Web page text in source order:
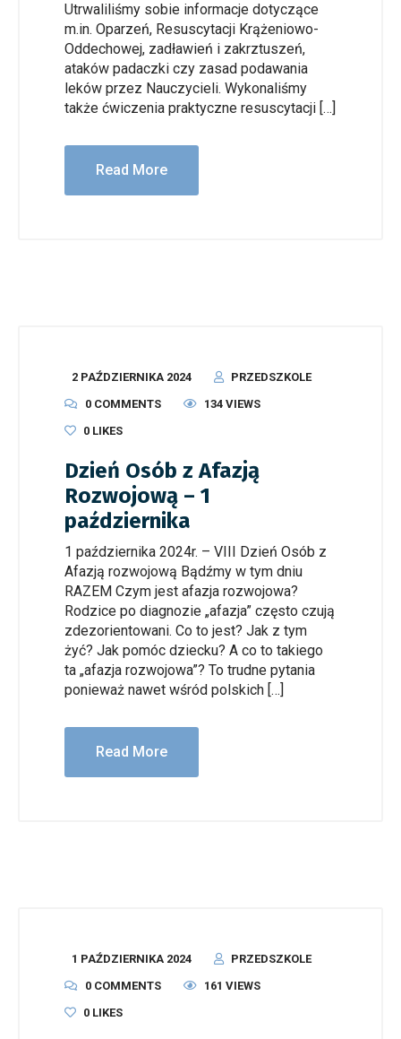
Utrwaliliśmy sobie informacje dotyczące
m.in. Oparzeń, Resuscytacji Krążeniowo-
Oddechowej, zadławień i zakrztuszeń,
ataków padaczki czy zasad podawania
leków przez Nauczycieli. Wykonaliśmy
także ćwiczenia praktyczne resuscytacji […]
Read More
2 PAŹDZIERNIKA 2024
PRZEDSZKOLE
0 COMMENTS
134 VIEWS
0 LIKES
Dzień Osób z Afazją
Rozwojową – 1
października
1 października 2024r. – VIII Dzień Osób z
Afazją rozwojową Bądźmy w tym dniu
RAZEM Czym jest afazja rozwojowa?
Rodzice po diagnozie „afazja” często czują
zdezorientowani. Co to jest? Jak z tym
żyć? Jak pomóc dziecku? A co to takiego
ta „afazja rozwojowa”? To trudne pytania
ponieważ nawet wśród polskich […]
Read More
1 PAŹDZIERNIKA 2024
PRZEDSZKOLE
0 COMMENTS
161 VIEWS
0 LIKES